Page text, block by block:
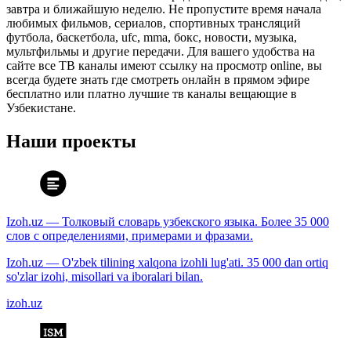
завтра и ближайшую неделю. Не пропустите время начала
любимых фильмов, сериалов, спортивных трансляций
футбола, баскетбола, ufc, mma, бокс, новости, музыка,
мультфильмы и другие передачи. Для вашего удобства на
сайте все ТВ каналы имеют ссылку на просмотр online, вы
всегда будете знать где смотреть онлайн в прямом эфире
бесплатно или платно лучшие тв каналы вещающие в
Узбекистане.
Наши проекты
Izoh.uz — Толковый словарь узбекского языка. Более 35 000
слов с определениями, примерами и фразами.
Izoh.uz — O'zbek tilining xalqona izohli lug'ati. 35 000 dan ortiq
so'zlar izohi, misollari va iboralari bilan.
izoh.uz